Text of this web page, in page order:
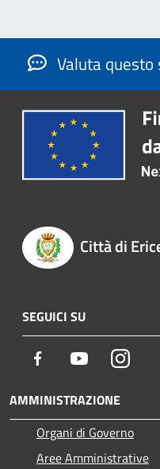
Valuta
Città di
SEGUICI SU
Facebook Youtube
AMMINISTRAZIONE
Organi di Governo
Aree Amministrative